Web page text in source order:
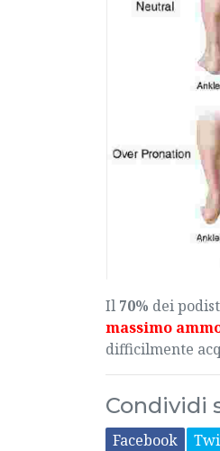
Il 70% dei
massimo
difficilmente
Condividi
Facebook